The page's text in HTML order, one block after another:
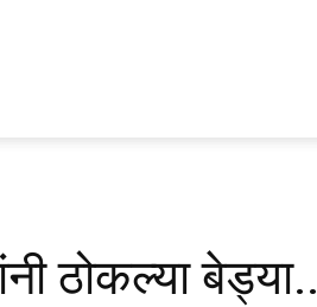
ठोकल्या बेड्या..